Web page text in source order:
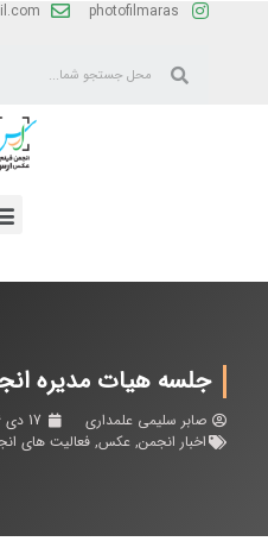
photofilmaras
جلسه هیات مدیره
صابر سلیمی علمداری
17 دی 1396
اخبار انجمن, عکس, فعالیت های